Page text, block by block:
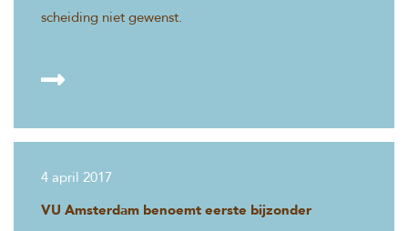
scheiding niet gewenst.
4 april 2017
VU Amsterdam benoemt eerste bijzonder